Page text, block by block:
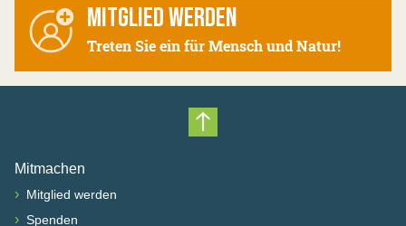
MITGLIED WERDEN
Treten Sie ein für Mensch und Natur!
Nach oben scrollen
Mitmachen
› Mitglied werden
› Spenden